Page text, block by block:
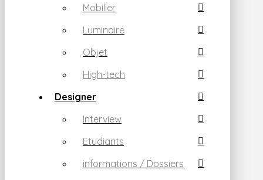
Mobilier
Luminaire
Objet
High-tech
Designer
Interview
Etudiants
informations / Dossiers